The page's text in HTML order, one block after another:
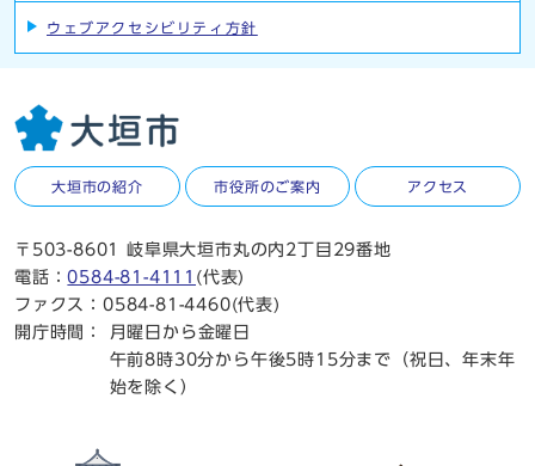
ウェブアクセシビリティ方針
大垣市の紹介 市役所のご案内 アクセス
〒503-8601 岐阜県大垣市丸の内2丁目29番地
電話：0584-81-4111 (代表)
ファクス：0584-81-4460(代表)
開庁時間：
月曜日から金曜日
午前8時30分から午後5時15分まで（祝日、年末年
始を除く）